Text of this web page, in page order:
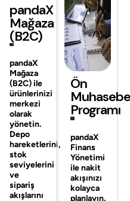
pandaX
Mağaza
(B2C)
pandaX
Mağaza
(B2C)ile
ürünlerinizi
merkezi
olarak
yönetin.
Depo
hareketlerini,
stok
seviyelerini
ve
sipariş
akışlarını
Ön
Muhasebe
Programı
pandaX
Finans
Yönetimi
ile nakit
akışınızı
kolayca
planlayın.